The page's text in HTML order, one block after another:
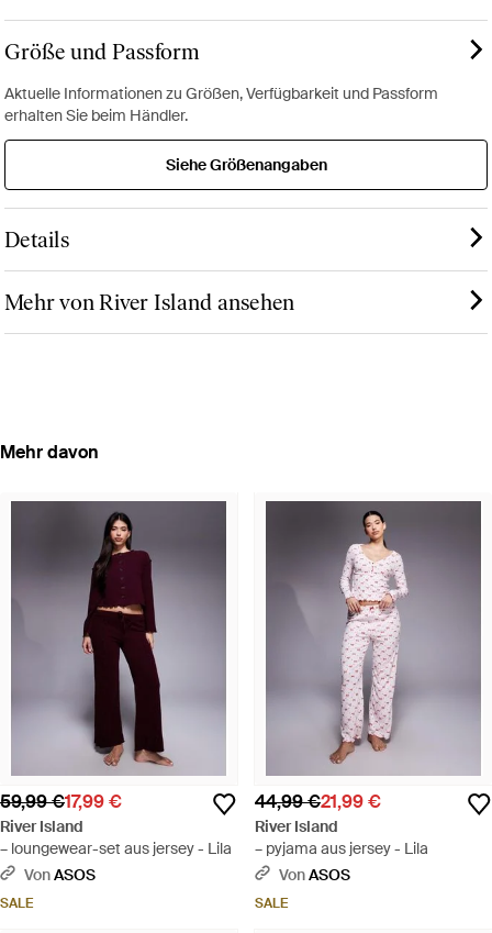
Größe und Passform
Aktuelle Informationen zu Größen, Verfügbarkeit und Passform
erhalten Sie beim Händler.
Siehe Größenangaben
Details
Mehr von River Island ansehen
Mehr davon
59,99 €17,99 €
River Island
– loungewear-set aus jersey - Lila
VonASOS
SALE
44,99 €21,99 €
River Island
– pyjama aus jersey - Lila
VonASOS
SALE